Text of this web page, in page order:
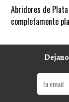
Abridores de
completamente